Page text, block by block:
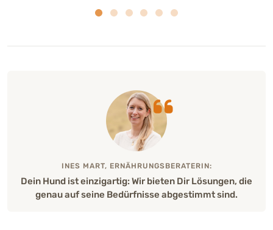
INES MART, ERNÄHRUNGSBERATERIN:
Dein Hund ist einzigartig: Wir bieten Dir Lösungen, die
genau auf seine Bedürfnisse abgestimmt sind.